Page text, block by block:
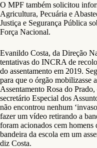
O MPF também solicitou
Agricultura, Pecuária e
Justiça e Segurança Pública
Força Nacional.
Evanildo Costa, da Direção
tentativas do INCRA de
do assentamento em 2019.
para que o órgão mobilizasse
Assentamento Rosa do
secretário Especial dos
não encontrou nenhum
fazer um vídeo retirando a
foram acionados cem
bandeira da escola em um
diz Costa.